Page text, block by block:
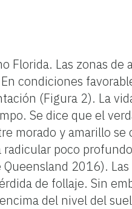
Florida. Las zonas
condiciones
(Figura 2). La
Se dice que el
y amarillo
poco
2016).
de follaje. Sin
del nivel del